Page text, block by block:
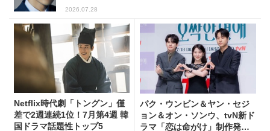
2026.07.28
Netflix時代劇「トングン」僅
差で2週連続1位！7月第4週 韓
国ドラマ話題性トップ5
パク・ウンビン＆ヤン・セジ
ョン＆オン・ソンウ、tvN新ド
ラマ「恋は命がけ」制作発表